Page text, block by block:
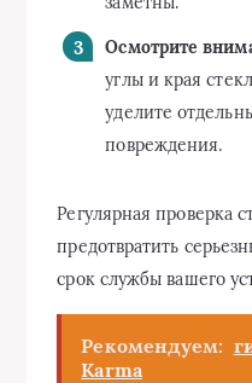
Осмотрите
углы и края
уделите
повреждения.
Регулярная проверка
предотвратить
срок службы вашего
Рекомендуем:
Karma